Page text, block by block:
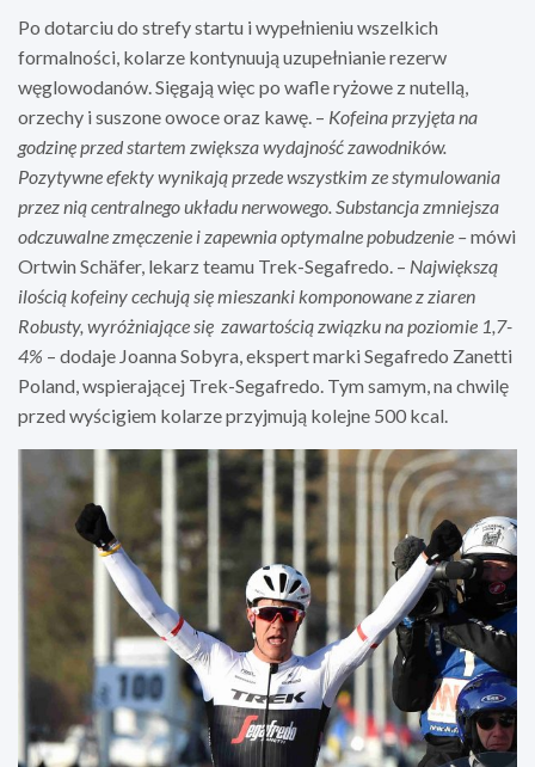
Po dotarciu do strefy startu i wypełnieniu wszelkich
formalności, kolarze kontynuują uzupełnianie rezerw
węglowodanów. Sięgają więc po wafle ryżowe z nutellą,
orzechy i suszone owoce oraz kawę. – Kofeina przyjęta na
godzinę przed startem zwiększa wydajność zawodników.
Pozytywne efekty wynikają przede wszystkim ze stymulowania
przez nią centralnego układu nerwowego. Substancja zmniejsza
odczuwalne zmęczenie i zapewnia optymalne pobudzenie –mówi
Ortwin Schäfer, lekarz teamu Trek-Segafredo. – Największą
ilością kofeiny cechują się mieszanki komponowane z ziaren
Robusty, wyróżniające się zawartością związku na poziomie 1,7-
4% – dodaje Joanna Sobyra, ekspert marki Segafredo Zanetti
Poland, wspierającej Trek-Segafredo. Tym samym, na chwilę
przed wyścigiem kolarze przyjmują kolejne 500 kcal.